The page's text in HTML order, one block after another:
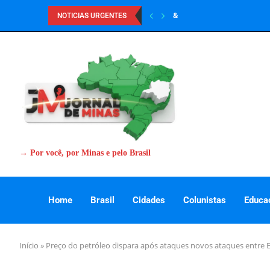
NOTICIAS URGENTES &
→ Por você, por Minas e pelo Brasil
Home Brasil Cidades Colunistas
Início » Preço do petróleo dispara após ataques novos ataques entre